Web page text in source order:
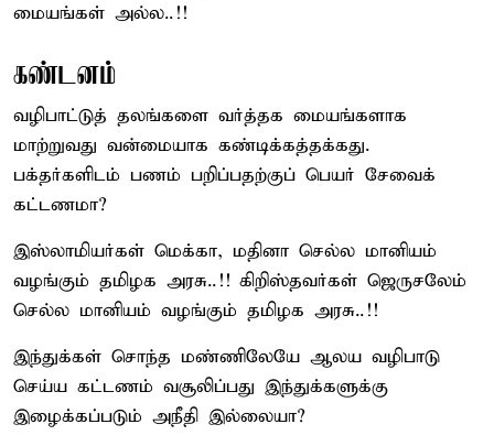
மையங்கள் அல்ல..!!
கண்டனம்
வழிபாட்டுத் தலங்களை வர்த்தக மையங்களாக
மாற்றுவது வன்மையாக கண்டிக்கத்தக்கது.
பக்தர்களிடம் பணம் பறிப்பதற்குப் பெயர் சேவைக்
கட்டணமா?
இஸ்லாமியர்கள் மெக்கா, மதினா செல்ல மானியம்
வழங்கும் தமிழக அரசு..!! கிறிஸ்தவர்கள் ஜெருசலேம்
செல்ல மானியம் வழங்கும் தமிழக அரசு..!!
இந்துக்கள் சொந்த மண்ணிலேயே ஆலய வழிபாடு
செய்ய கட்டணம் வசூலிப்பது இந்துக்களுக்கு
இழைக்கப்படும் அநீதி இல்லையா?